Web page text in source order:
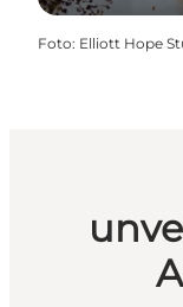
Foto: Elliott Hope